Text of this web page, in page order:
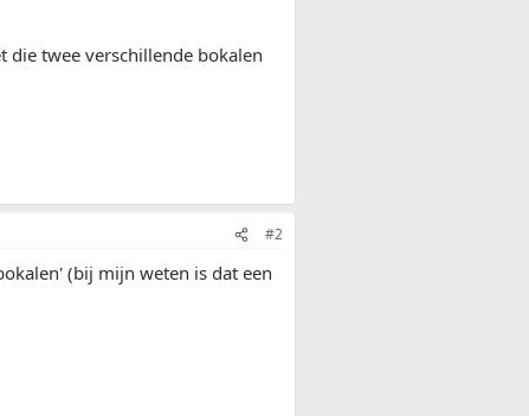
twee verschillende bokalen
#2
(bij mijn weten is dat een